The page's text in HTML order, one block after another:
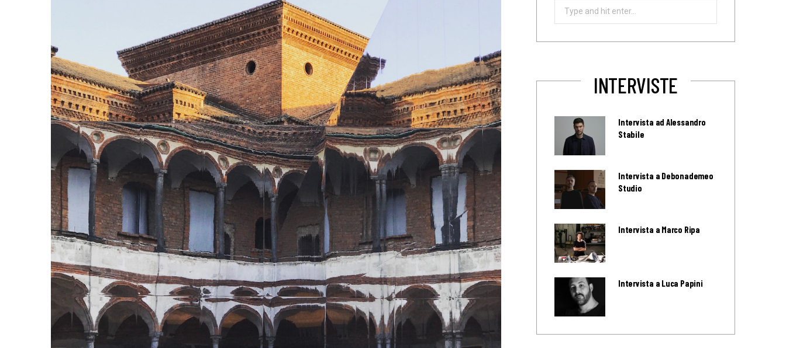
Search
INTERVISTE
Intervista ad Alessandro
Stabile
Intervista a Debonademeo
Studio
Intervista a Marco Ripa
Intervista a Luca Papini